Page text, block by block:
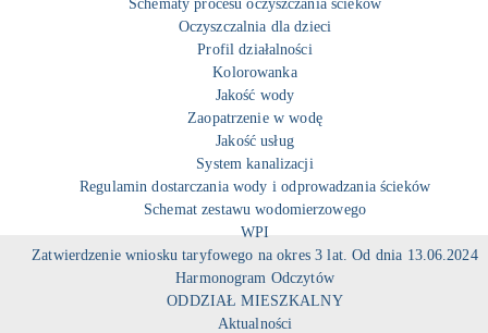
Schematy procesu oczyszczania ścieków
Oczyszczalnia dla dzieci
Profil działalności
Kolorowanka
Jakość wody
Zaopatrzenie w wodę
Jakość usług
System kanalizacji
Regulamin dostarczania wody i odprowadzania ścieków
Schemat zestawu wodomierzowego
WPI
Zatwierdzenie wniosku taryfowego na okres 3 lat. Od dnia 13.06.2024
Harmonogram Odczytów
ODDZIAŁ MIESZKALNY
Aktualności